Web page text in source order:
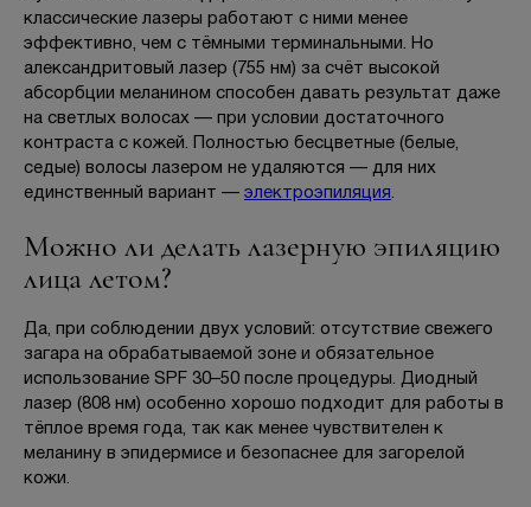
классические лазеры работают с ними менее
эффективно, чем с тёмными терминальными. Но
александритовый лазер (755 нм) за счёт высокой
абсорбции меланином способен давать результат даже
на светлых волосах — при условии достаточного
контраста с кожей. Полностью бесцветные (белые,
седые) волосы лазером не удаляются — для них
единственный вариант — электроэпиляция.
Можно ли делать лазерную эпиляцию
лица летом?
Да, при соблюдении двух условий: отсутствие свежего
загара на обрабатываемой зоне и обязательное
использование SPF 30–50 после процедуры. Диодный
лазер (808 нм) особенно хорошо подходит для работы в
тёплое время года, так как менее чувствителен к
меланину в эпидермисе и безопаснее для загорелой
кожи.